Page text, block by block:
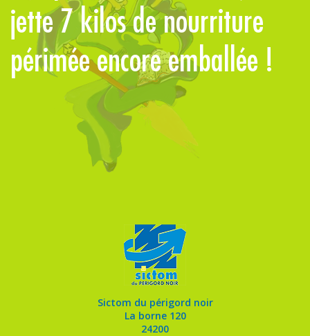
jette 7 kilos de nourriture
périmée encore emballée !
Sictom du périgord noir
La borne 120
24200